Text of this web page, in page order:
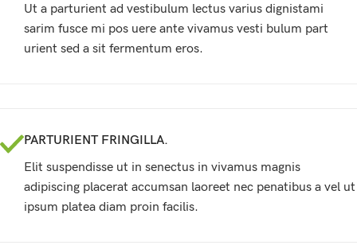
Ut a parturient ad vestibulum lectus varius dignistami
sarim fusce mi pos uere ante vivamus vesti bulum part
urient sed a sit fermentum eros.
PARTURIENT FRINGILLA.
Elit suspendisse ut in senectus in vivamus magnis
adipiscing placerat accumsan laoreet nec penatibus a vel ut
ipsum platea diam proin facilis.